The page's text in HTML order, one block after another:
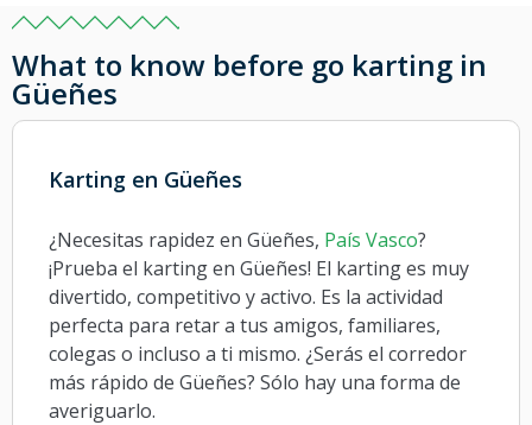
What to know before go karting in
Güeñes
Karting en Güeñes
¿Necesitas rapidez en Güeñes, País Vasco?
¡Prueba el karting en Güeñes! El karting es muy
divertido, competitivo y activo. Es la actividad
perfecta para retar a tus amigos, familiares,
colegas o incluso a ti mismo. ¿Serás el corredor
más rápido de Güeñes? Sólo hay una forma de
averiguarlo.